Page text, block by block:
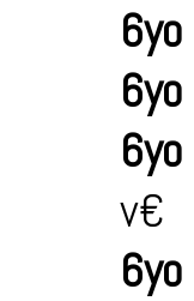
6yo
6yo
6yo
v€
6yo